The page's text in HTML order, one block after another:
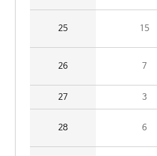
25 15
26 7
27 3
28 6